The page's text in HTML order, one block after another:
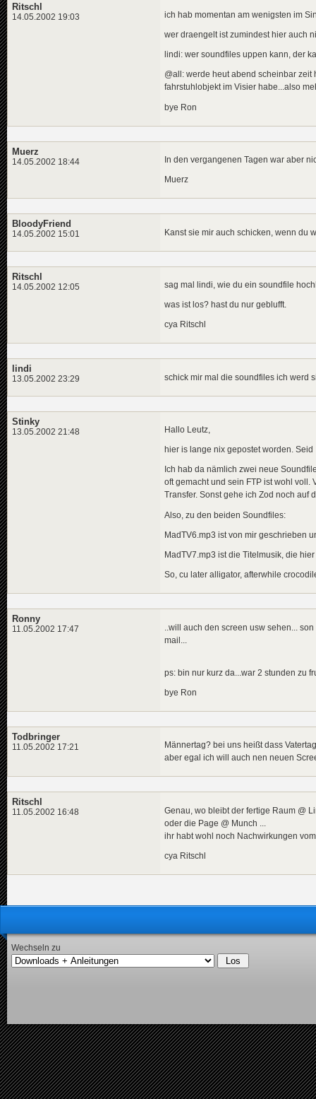
Ritschl
14.05.2002 19:03 ich hab momentan am wenigsten im
wer draengelt ist zumindest hier auch
lindi: wer soundfiles uppen kann, der
@all: werde heut abend scheinbar
fahrstuhlobjekt im Visier habe...also
bye Ron
Muerz
14.05.2002 18:44 In den vergangenen Tagen war aber
Muerz
BloodyFriend
14.05.2002 15:01 Kanst sie mir auch schicken, wenn du
Ritschl
14.05.2002 12:05 sag mal lindi, wie du ein soundfile
was ist los? hast du nur geblufft.
cya Ritschl
lindi
13.05.2002 23:29 schick mir mal die soundfiles ich werd
Stinky
13.05.2002 21:48 Hallo Leutz,
hier is lange nix gepostet worden.
Ich hab da nämlich zwei neue
oft gemacht und sein FTP ist wohl
Transfer. Sonst gehe ich Zod noch auf
Also, zu den beiden Soundfiles:
MadTV6.mp3 ist von mir geschrieben
MadTV7.mp3 ist die Titelmusik, die
So, cu later alligator, afterwhile
Ronny
11.05.2002 17:47
..will auch den screen usw sehen...
mail...
ps: bin nur kurz da...war 2 stunden zu
bye Ron
Todbringer
11.05.2002 17:21
Männertag? bei uns heißt dass Vatertag
aber egal ich will auch nen neuen
Ritschl
11.05.2002 16:48
Genau, wo bleibt der fertige Raum @
oder die Page @ Munch ...
ihr habt wohl noch Nachwirkungen
cya Ritschl
Wechseln zu